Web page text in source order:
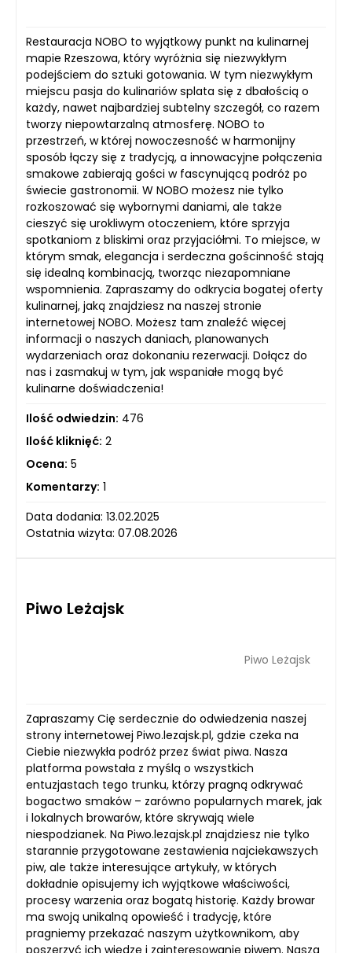
Restauracja NOBO to wyjątkowy punkt na kulinarnej
mapie Rzeszowa, który wyróżnia się niezwykłym
podejściem do sztuki gotowania. W tym niezwykłym
miejscu pasja do kulinariów splata się z dbałością o
każdy, nawet najbardziej subtelny szczegół, co razem
tworzy niepowtarzalną atmosferę. NOBO to
przestrzeń, w której nowoczesność w harmonijny
sposób łączy się z tradycją, a innowacyjne połączenia
smakowe zabierają gości w fascynującą podróż po
świecie gastronomii. W NOBO możesz nie tylko
rozkoszować się wybornymi daniami, ale także
cieszyć się urokliwym otoczeniem, które sprzyja
spotkaniom z bliskimi oraz przyjaciółmi. To miejsce, w
którym smak, elegancja i serdeczna gościnność stają
się idealną kombinacją, tworząc niezapomniane
wspomnienia. Zapraszamy do odkrycia bogatej oferty
kulinarnej, jaką znajdziesz na naszej stronie
internetowej NOBO. Możesz tam znaleźć więcej
informacji o naszych daniach, planowanych
wydarzeniach oraz dokonaniu rezerwacji. Dołącz do
nas i zasmakuj w tym, jak wspaniałe mogą być
kulinarne doświadczenia!
Ilość odwiedzin: 476
Ilość kliknięć: 2
Ocena: 5
Komentarzy: 1
Data dodania: 13.02.2025
Ostatnia wizyta: 07.08.2026
Piwo Leżajsk
Piwo Leżajsk
Zapraszamy Cię serdecznie do odwiedzenia naszej
strony internetowej Piwo.lezajsk.pl, gdzie czeka na
Ciebie niezwykła podróż przez świat piwa. Nasza
platforma powstała z myślą o wszystkich
entuzjastach tego trunku, którzy pragną odkrywać
bogactwo smaków – zarówno popularnych marek, jak
i lokalnych browarów, które skrywają wiele
niespodzianek. Na Piwo.lezajsk.pl znajdziesz nie tylko
starannie przygotowane zestawienia najciekawszych
piw, ale także interesujące artykuły, w których
dokładnie opisujemy ich wyjątkowe właściwości,
procesy warzenia oraz bogatą historię. Każdy browar
ma swoją unikalną opowieść i tradycję, które
pragniemy przekazać naszym użytkownikom, aby
poszerzyć ich wiedzę i zainteresowanie piwem. Nasza